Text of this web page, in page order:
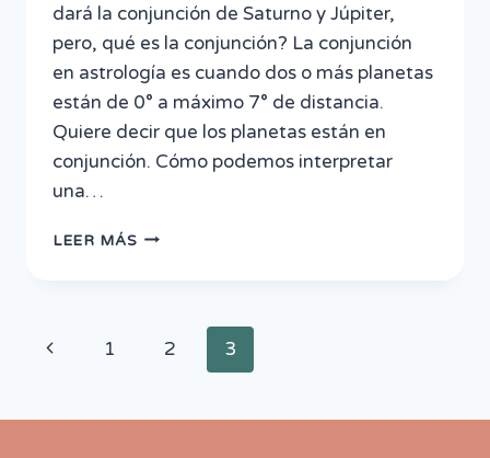
dará la conjunción de Saturno y Júpiter,
pero, qué es la conjunción? La conjunción
en astrología es cuando dos o más planetas
están de 0° a máximo 7° de distancia.
Quiere decir que los planetas están en
conjunción. Cómo podemos interpretar
una…
LEER MÁS GRAN
JÚPITER,
2020
Navegación
Página
1 2 3